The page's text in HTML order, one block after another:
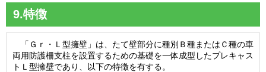
9.特徴
「Ｇｒ・Ｌ型擁壁」は、たて壁部分に種別Ｂ種またはＣ種の車
両用防護柵支柱を設置するための基礎を一体成型したプレキャス
トＬ型擁壁であり、以下の特徴を有する。